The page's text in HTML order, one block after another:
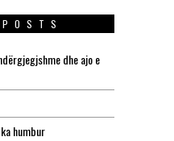
dhe ajo e
humbur